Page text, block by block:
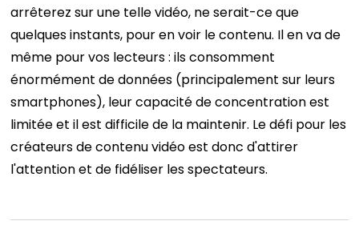
arrêterez sur une telle vidéo, ne serait-ce que
quelques instants, pour en voir le contenu. Il en va de
même pour vos lecteurs : ils consomment
énormément de données (principalement sur leurs
smartphones), leur capacité de concentration est
limitée et il est difficile de la maintenir. Le défi pour les
créateurs de contenu vidéo est donc d'attirer
l'attention et de fidéliser les spectateurs.